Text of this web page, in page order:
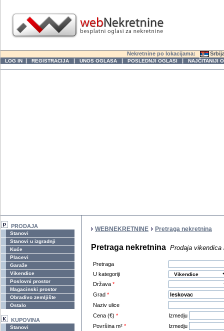
Nekretnine po lokacijama:
LOG IN | REGISTRACIJA | UNOS OGLASA | POSLEDNJI OGLASI | NAJČITANIJI
PRODAJA
Stanovi
Stanovi u izgradnji
Kuće
Placevi
Garaže
Vikendice
Poslovni prostor
Magacinski prostor
Obradivo zemljište
Ostalo
KUPOVINA
Stanovi
WEBNEKRETNINE Pretraga nekretnina
Pretraga nekretnina Prodaja vikendica
Pretraga
U kategoriji
Država *
Grad *
Naziv ulice
Cena (€) *
Izmedju
Površina m² *
Izmedju